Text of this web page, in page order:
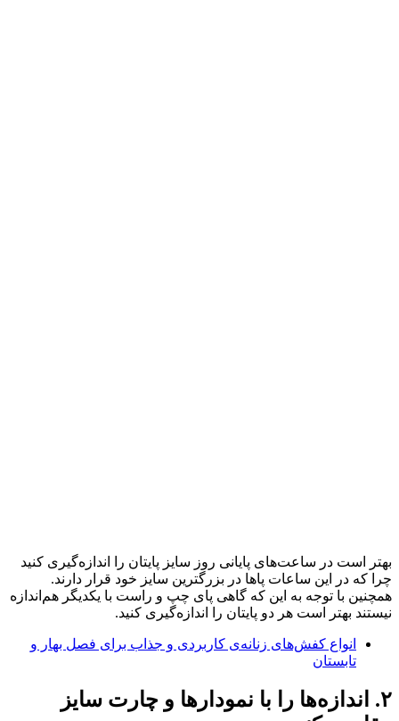
بهتر است در ساعت‌های پایانی روز سایز پایتان را اندازه‌گیری کنید
چرا که در این ساعات پاها در بزرگترین سایز خود قرار دارند.
همچنین با توجه به این که گاهی پای چپ و راست با یکدیگر هم‌اندازه
نیستند بهتر است هر دو پایتان را اندازه‌گیری کنید.
انواع کفش‌های زنانه‌ی کاربردی و جذاب برای فصل بهار و
تابستان
۲. اندازه‌‌ها را با نمودارها و چارت سایز